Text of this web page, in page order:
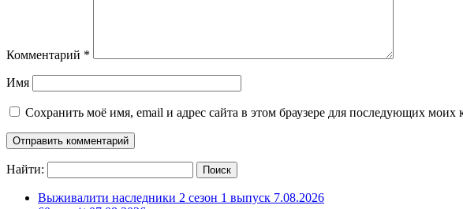
Комментарий *
Имя
Сохранить моё имя, email и адрес сайта в этом браузере для последующих моих
Найти:
Выживалити наследники 2 сезон 1 выпуск 7.08.2026